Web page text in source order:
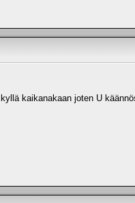
kaikanakaan joten U